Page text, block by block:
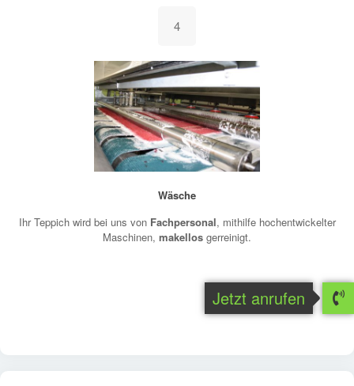
4
Wäsche
Ihr Teppich wird bei uns von Fachpersonal, mithilfe hochentwickelter
Maschinen, makellos gerreinigt.
Jetzt anrufen